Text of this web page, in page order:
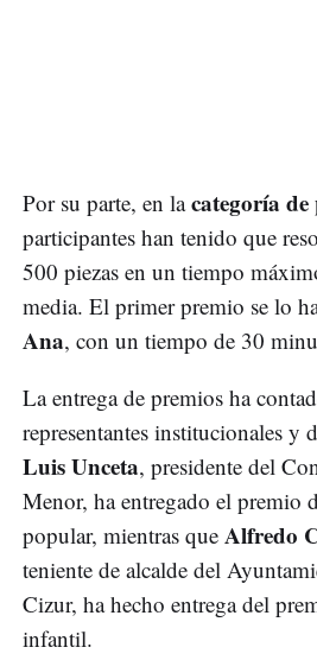
Por su parte, en lacategoría de
participantes han tenido que
500 piezas en un tiempo
media. El primer premio se lo
Ana, con un tiempo de 30
La entrega de premios ha
representantes institucionales y
Luis Unceta, presidente del
Menor, ha entregado el premio
popular, mientras que Alfredo
teniente de alcalde del
Cizur, ha hecho entrega del
infantil.